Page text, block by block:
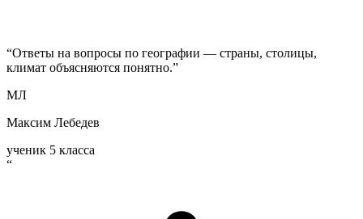
“Ответы на вопросы по географии — страны, столицы,
климат объясняются понятно.”
МЛ
Максим Лебедев
ученик 5 класса
“